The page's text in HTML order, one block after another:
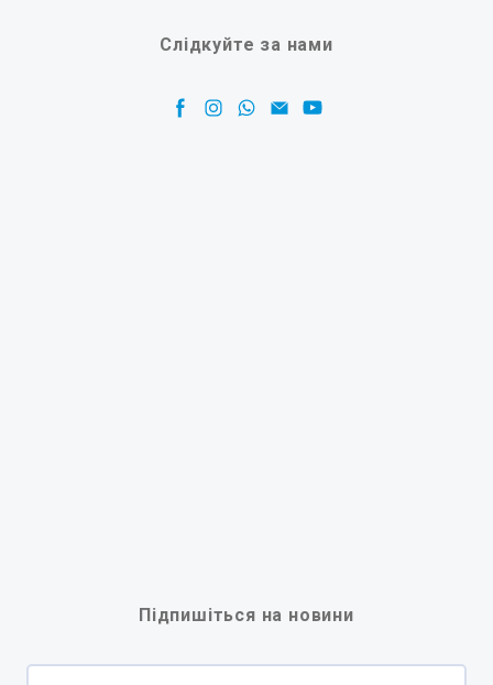
Слідкуйте за нами
Підпишіться на новини